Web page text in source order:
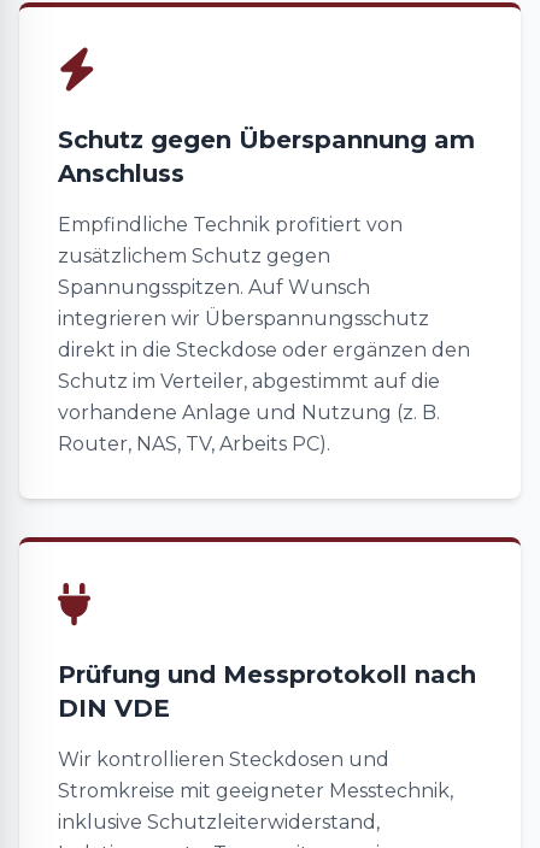
Schutz gegen Überspannung am
Anschluss
Empfindliche Technik profitiert von
zusätzlichem Schutz gegen
Spannungsspitzen. Auf Wunsch
integrieren wir Überspannungsschutz
direkt in die Steckdose oder ergänzen den
Schutz im Verteiler, abgestimmt auf die
vorhandene Anlage und Nutzung (z. B.
Router, NAS, TV, Arbeits PC).
Prüfung und Messprotokoll nach
DIN VDE
Wir kontrollieren Steckdosen und
Stromkreise mit geeigneter Messtechnik,
inklusive Schutzleiterwiderstand,